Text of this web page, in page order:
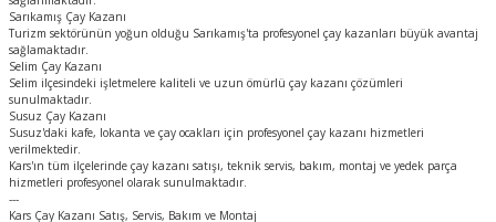
Sarıkamış Çay Kazanı
Turizm sektörünün yoğun olduğu Sarıkamış'ta profesyonel çay kazanları büyük avantaj
sağlamaktadır.
Selim Çay Kazanı
Selim ilçesindeki işletmelere kaliteli ve uzun ömürlü çay kazanı çözümleri
sunulmaktadır.
Susuz Çay Kazanı
Susuz'daki kafe, lokanta ve çay ocakları için profesyonel çay kazanı hizmetleri
verilmektedir.
Kars'ın tüm ilçelerinde çay kazanı satışı, teknik servis, bakım, montaj ve yedek parça
hizmetleri profesyonel olarak sunulmaktadır.
---
Kars Çay Kazanı Satış, Servis, Bakım ve Montaj